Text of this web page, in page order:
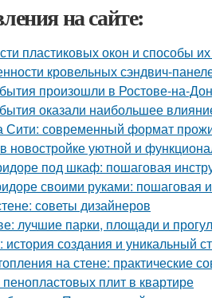
на сайте:
пластиковых окон и способы
кровельных сэндвич-
произошли в Ростове-на-
оказали наибольшее
современный формат
новостройке уютной и
под шкаф: пошаговая
своими руками: пошаговая
советы дизайнеров
лучшие парки, площади и
создания и уникальный
на стене: практические
плит в квартире